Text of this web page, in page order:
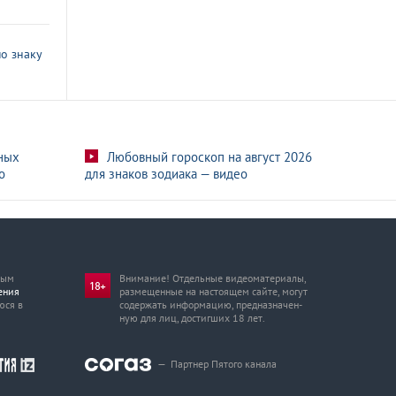
знаку
Любовный гороскоп на август 2026
для знаков зодиака — видео
в
Внимание! Отдельные видеоматериалы,
размещенные на настоящем сайте, могут
содержать информацию, предназначен­
ную для лиц, достигших 18 лет.
— Партнер Пятого канала